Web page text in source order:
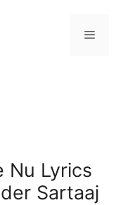
Menu
Nu Lyrics
Sartaaj